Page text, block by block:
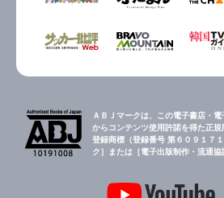
ＡＢＪマークは、この電子書店・
からコンテンツ使用許諾を得た正
登録商標（登録番号 第６０９１７
ク］または［電子出版制作・流通協